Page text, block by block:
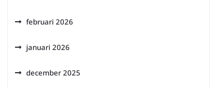
februari 2026
januari 2026
december 2025